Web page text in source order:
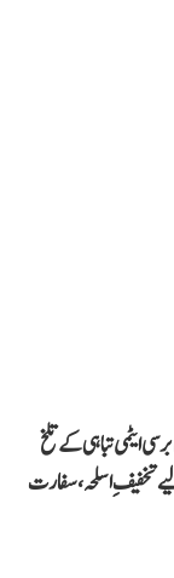
ایٹمی تباہی کے تلخ
لیے تخفیفِ اسلحہ، سفارت